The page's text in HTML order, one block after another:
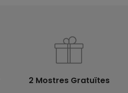
2 Mostres Gratuïtes